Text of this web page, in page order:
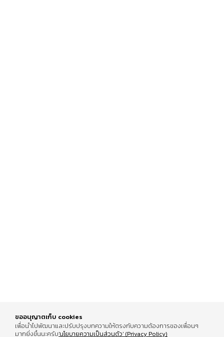
ขออนุญาตเก็บ cookies
เพื่อนำไปพัฒนาและปรับปรุงบทความให้ตรงกับความต้องการของเพื่อนๆ
มากยิ่งขึ้นนะครับ'นโยบายความเป็นส่วนตัว' (Privacy Policy)